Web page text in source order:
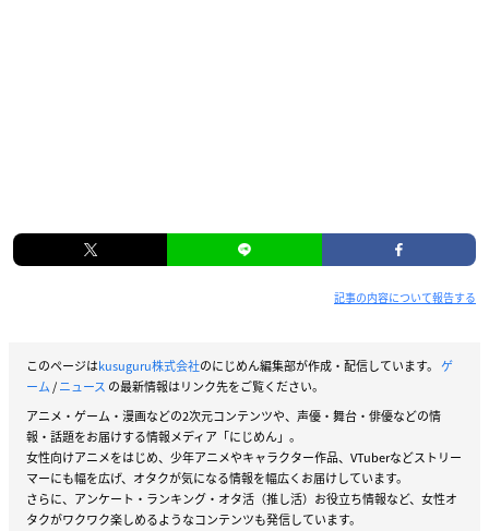
記事の内容について報告する
このページはkusuguru株式会社のにじめん編集部が作成・配信しています。 ゲ
ーム/ニュース の最新情報はリンク先をご覧ください。
アニメ・ゲーム・漫画などの2次元コンテンツや、声優・舞台・俳優などの情
報・話題をお届けする情報メディア「にじめん」。
女性向けアニメをはじめ、少年アニメやキャラクター作品、VTuberなどストリー
マーにも幅を広げ、オタクが気になる情報を幅広くお届けしています。
さらに、アンケート・ランキング・オタ活（推し活）お役立ち情報など、女性オ
タクがワクワク楽しめるようなコンテンツも発信しています。